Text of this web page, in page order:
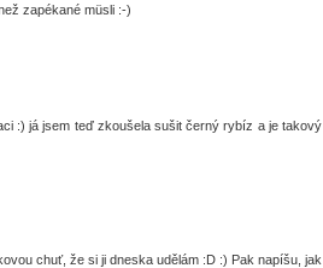
zapékané müsli :-)
:) já jsem teď zkoušela sušit černý rybíz a je takový
chuť, že si ji dneska udělám :D :) Pak napíšu, jak